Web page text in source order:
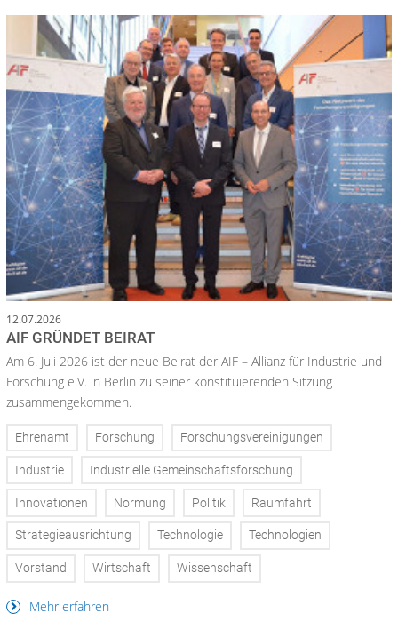
12.07.2026
AIF GRÜNDET BEIRAT
Am 6. Juli 2026 ist der neue Beirat der AIF – Allianz für Industrie und
Forschung e.V. in Berlin zu seiner konstituierenden Sitzung
zusammengekommen.
Ehrenamt Forschung Forschungsvereinigungen
Industrie Industrielle Gemeinschaftsforschung
Innovationen Normung Politik Raumfahrt
Strategieausrichtung Technologie Technologien
Vorstand Wirtschaft Wissenschaft
Mehr erfahren